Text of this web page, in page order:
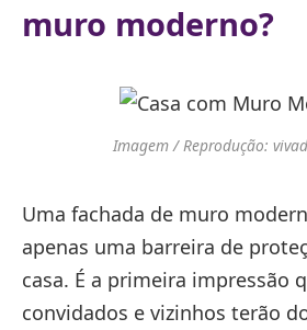
muro moderno?
Imagem / Reprodução:
Uma fachada de muro
apenas uma barreira de
casa. É a primeira impressão
convidados e vizinhos terão